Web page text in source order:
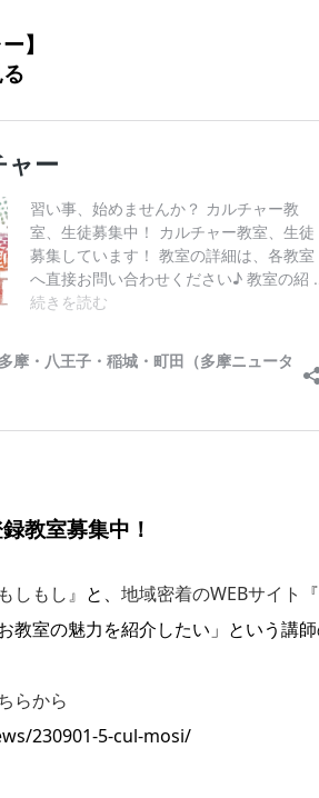
】
教室募集中！
しもし』 と、 地域密着のWEBサイト
教室の魅力を紹介したい」という講
らから
230901-5-cul-mosi/